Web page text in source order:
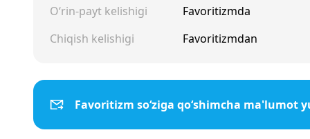
O‘rin-payt kelishigi
Favoritizmda
Chiqish kelishigi
Favoritizmdan
Favoritizm so‘ziga qo‘shimcha ma'lumot